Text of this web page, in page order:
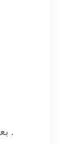
بعد المشروع التجريبي , يلزم تركيب جميع المركبات اللوجستية في الصين لتركيب تاكوغراف . تجاوزت كمية التداول السنوية مليون وحدة .